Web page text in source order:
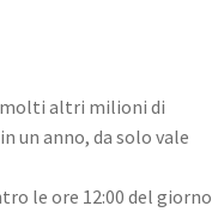
molti altri milioni di
un anno, da solo vale
le ore 12:00 del giorno